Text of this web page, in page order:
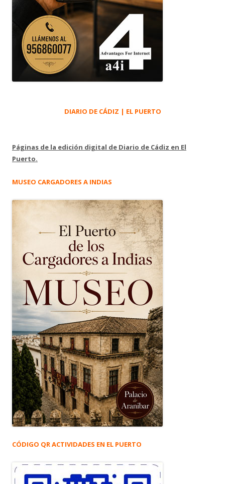
DIARIO DE CÁDIZ | EL PUERTO
Páginas de la edición digital de Diario de Cádiz en El
Puerto.
MUSEO CARGADORES A INDIAS
CÓDIGO QR ACTIVIDADES EN EL PUERTO